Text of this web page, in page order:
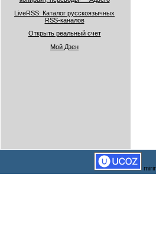
LiveRSS: Каталог русскоязычных
RSS-каналов
Открыть реальный счет
Мой Дзен